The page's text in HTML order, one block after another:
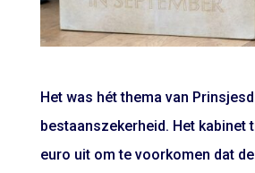
Het was hét thema van
bestaanszekerheid. Het kabinet
euro uit om te voorkomen dat